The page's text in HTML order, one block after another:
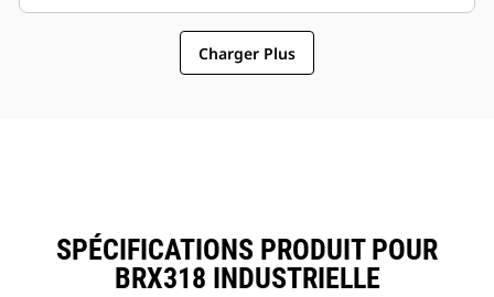
Charger Plus
SPÉCIFICATIONS PRODUIT POUR
BRX318 INDUSTRIELLE